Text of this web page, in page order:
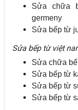
Sửa chữa
germeny
Sửa bếp từ
Sửa bếp từ việt
Sửa chữa
Sửa bếp từ
Sửa bếp từ
Sửa bếp từ